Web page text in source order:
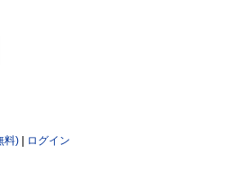
料)| ログイン